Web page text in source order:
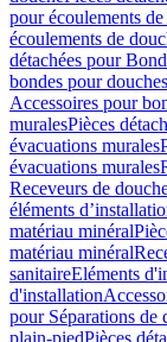
pour écoulements
écoulements de
détachées pour
bondes pour
Accessoires pour
muralesPièces
évacuations murales
évacuations murales
Receveurs de
éléments
matériau minéral
matériau minéral
sanitaireEléments
d'installation
pour Séparations de
plain-piedPièces